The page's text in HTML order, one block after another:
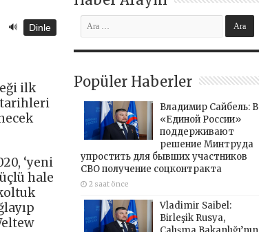
🔊 Dinle
ilk
‘yeni
hale
Popüler Haberler
Владимир Сайбель: В
«Единой России»
поддерживают
решение Минтруда
упростить для бывших участников
СВО получение соцконтракта
2 saat önce
Vladimir Saibel:
Birleşik Rusya,